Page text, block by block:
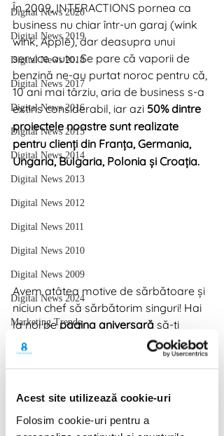
Acest site utilizează cookie-uri
Folosim cookie-uri pentru a
Digital News 2020
Digital News 2019
Digital News 2018
Digital News 2017
Digital News 2016
Digital News 2015
Digital News 2014
Digital News 2013
Digital News 2012
Digital News 2011
Digital News 2010
Digital News 2009
Digital News 2024
Marketing Trends
În 2009, INTERACTIONS pornea ca
business nu chiar într-un garaj (wink
wink, Apple), dar deasupra unui
service auto. Se pare că vaporii de
benzină ne-au purtat noroc pentru că,
10 ani mai târziu, aria de business s-a
extins considerabil, iar azi 50% dintre
proiectele noastre sunt realizate
pentru clienți din Franța, Germania,
Ungaria, Bulgaria, Polonia și Croația.
Avem atâtea motive de sărbătoare și
niciun chef să sărbătorim singuri! Hai
la noi pe pagina aniversară să-ți
dezvăluim 10 motive pentru care
suntem
și să faci
drum lung. În plus, am adunat toate
un Manual de Experiență , semnat